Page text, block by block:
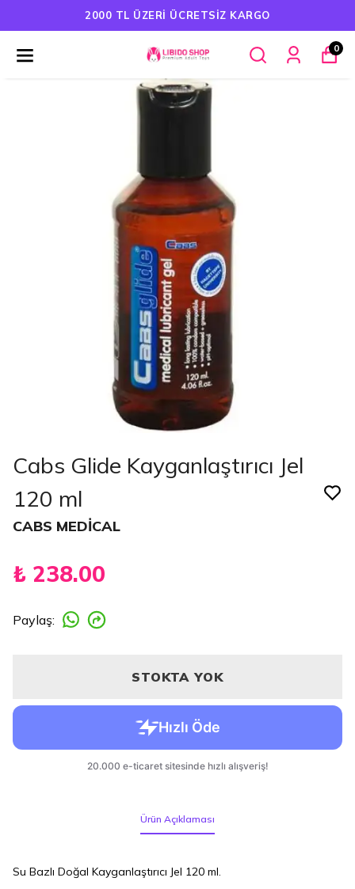
2000 TL ÜZERI ÜCRETSIZ KARGO
0
Cabs Glide Kayganlaştırıcı Jel
120 ml
CABS MEDİCAL
₺ 238.00
Paylaş:
STOKTA YOK
Ürün Açıklaması
Su Bazlı Doğal Kayganlaştırıcı Jel 120 ml.